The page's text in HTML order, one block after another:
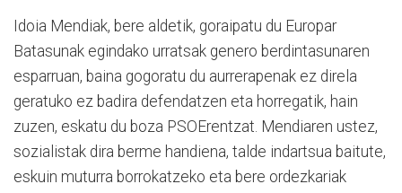
Idoia Mendiak, bere aldetik, goraipatu du Europar
Batasunak egindako urratsak genero berdintasunaren
esparruan, baina gogoratu du aurrerapenak ez direla
geratuko ez badira defendatzen eta horregatik, hain
zuzen, eskatu du boza PSOErentzat. Mendiaren ustez,
sozialistak dira berme handiena, talde indartsua baitute,
eskuin muturra borrokatzeko eta bere ordezkariak